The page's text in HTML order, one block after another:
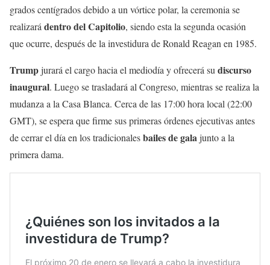
grados centígrados debido a un vórtice polar, la ceremonia se
realizarádentro del Capitolio, siendo esta la segunda ocasión
que ocurre, después de la investidura de Ronald Reagan en 1985.
Trumpjurará el cargo hacia el mediodía y ofrecerá sudiscurso
inaugural. Luego se trasladará al Congreso, mientras se realiza la
mudanza a la Casa Blanca. Cerca de las 17:00 hora local (22:00
GMT), se espera que firme sus primeras órdenes ejecutivas antes
de cerrar el día en los tradicionalesbailes de galajunto a la
primera dama.